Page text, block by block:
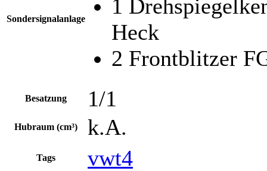
Sondersignalanlage
1
Heck
2 Frontblitzer
Besatzung 1/1
Hubraum (cm³) k.A.
Tags vwt4